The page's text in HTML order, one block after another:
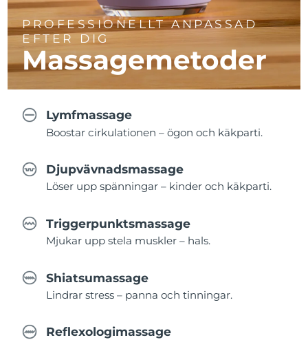
PROFESSIONELLT ANPASSAD
EFTER DIG
Massagemetoder
Lymfmassage
Boostar cirkulationen – ögon och käkparti.
Djupvävnadsmassage
Löser upp spänningar – kinder och käkparti.
Triggerpunktsmassage
Mjukar upp stela muskler – hals.
Shiatsumassage
Lindrar stress – panna och tinningar.
Reflexologimassage